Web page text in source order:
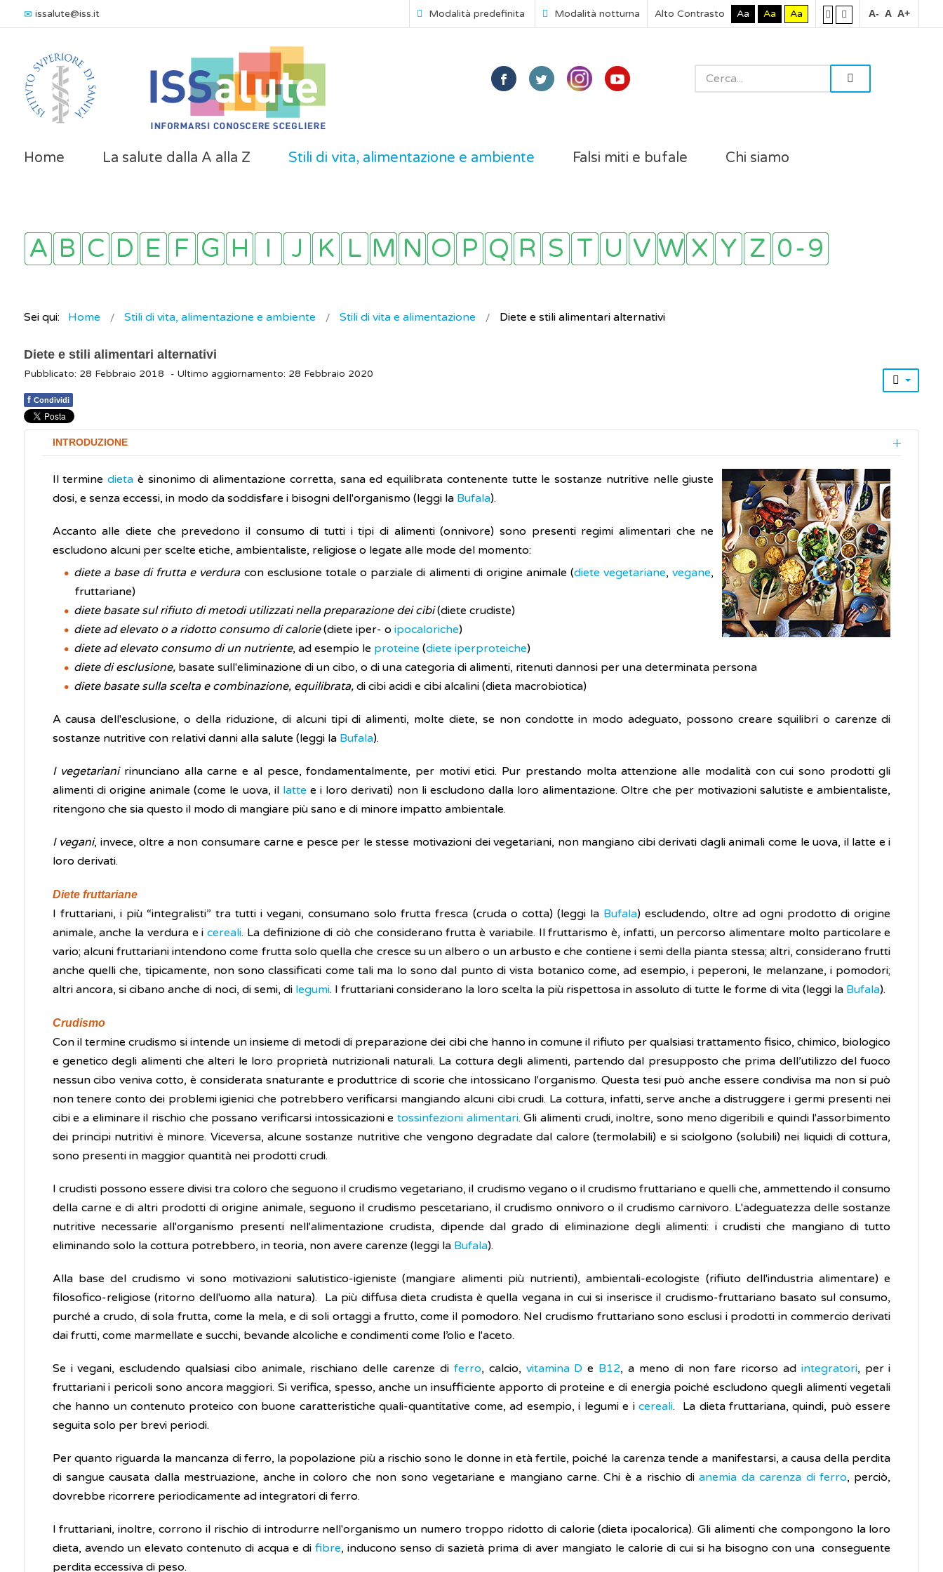
issalute@iss.it Modalità predefinita Modalità notturna Alto Contrasto Aa Aa Aa A- A A+
Home La salute dalla A alla Z Stili di vita, alimentazione e ambiente Falsi miti e bufale Chi siamo
Sei qui: Home Stili di vita, alimentazione e ambiente Stili di vita e alimentazione Diete e stili alimentari alternativi
Diete e stili alimentari alternativi
Pubblicato: 28 Febbraio 2018 - Ultimo aggiornamento: 28 Febbraio 2020
f Condividi
INTRODUZIONE
Il terminedieta è sinonimo di alimentazione corretta, sana ed equilibrata contenente tutte le sostanze nutritive nelle giuste
dosi, e senza eccessi, in modo da soddisfare i bisogni dell'organismo (leggi laBufala).
Accanto alle diete che prevedono il consumo di tutti i tipi di alimenti (onnivore) sono presenti regimi alimentari che ne
escludono alcuni per scelte etiche, ambientaliste, religiose o legate alle mode del momento:
diete a base di frutta e verduracon esclusione totale o parziale di alimenti di origine animale (diete vegetariane,vegane,
fruttariane)
diete basate sul rifiuto di metodi utilizzati nella preparazione dei cibi(diete crudiste)
diete ad elevato o a ridotto consumo di calorie(diete iper- o ipocaloriche)
diete ad elevato consumo di un nutriente, ad esempio le proteine (diete iperproteiche)
diete di esclusione,basate sull'eliminazione di un cibo, o di una categoria di alimenti, ritenuti dannosi per una determinata persona
diete basate sulla scelta e combinazione, equilibrata,di cibi acidi e cibi alcalini (dieta macrobiotica)
A causa dell'esclusione, o della riduzione, di alcuni tipi di alimenti, molte diete, se non condotte in modo adeguato, possono creare squilibri o carenze di
sostanze nutritive con relativi danni alla salute (leggi laBufala).
I vegetarianirinunciano alla carne e al pesce, fondamentalmente, per motivi etici. Pur prestando molta attenzione alle modalità con cui sono prodotti gli
alimenti di origine animale (come le uova, il latte e i loro derivati) non li escludono dalla loro alimentazione. Oltre che per motivazioni salutiste e ambientaliste,
ritengono che sia questo il modo di mangiare più sano e di minore impatto ambientale.
I vegani, invece, oltre a non consumare carne e pesce per le stesse motivazioni dei vegetariani, non mangiano cibi derivati dagli animali come le uova, il latte e i
loro derivati.
Diete fruttariane
I fruttariani, i più “integralisti” tra tutti i vegani, consumano solo frutta fresca (cruda o cotta) (leggi laBufala) escludendo, oltre ad ogni prodotto di origine
animale, anche la verdura e icereali. La definizione di ciò che considerano frutta è variabile. Il fruttarismo è, infatti, un percorso alimentare molto particolare e
vario; alcuni fruttariani intendono come frutta solo quella che cresce su un albero o un arbusto e che contiene i semi della pianta stessa; altri, considerano frutti
anche quelli che, tipicamente, non sono classificati come tali ma lo sono dal punto di vista botanico come, ad esempio, i peperoni, le melanzane, i pomodori;
altri ancora, si cibano anche di noci, di semi, di legumi. I fruttariani considerano la loro scelta la più rispettosa in assoluto di tutte le forme di vita (leggi laBufala).
Crudismo
Con il termine crudismo si intende un insieme di metodi di preparazione dei cibi che hanno in comune il rifiuto per qualsiasi trattamento fisico, chimico, biologico
e genetico degli alimenti che alteri le loro proprietà nutrizionali naturali. La cottura degli alimenti, partendo dal presupposto che prima dell’utilizzo del fuoco
nessun cibo veniva cotto, è considerata snaturante e produttrice di scorie che intossicano l'organismo. Questa tesi può anche essere condivisa ma non si può
non tenere conto dei problemi igienici che potrebbero verificarsi mangiando alcuni cibi crudi. La cottura, infatti, serve anche a distruggere i germi presenti nei
cibi e a eliminare il rischio che possano verificarsi intossicazioni e tossinfezioni alimentari. Gli alimenti crudi, inoltre, sono meno digeribili e quindi l'assorbimento
dei principi nutritivi è minore. Viceversa, alcune sostanze nutritive che vengono degradate dal calore (termolabili) e si sciolgono (solubili) nei liquidi di cottura,
sono presenti in maggior quantità nei prodotti crudi.
I crudisti possono essere divisi tra coloro che seguono il crudismo vegetariano, il crudismo vegano o il crudismo fruttariano e quelli che, ammettendo il consumo
della carne e di altri prodotti di origine animale, seguono il crudismo pescetariano, il crudismo onnivoro o il crudismo carnivoro. L'adeguatezza delle sostanze
nutritive necessarie all'organismo presenti nell'alimentazione crudista, dipende dal grado di eliminazione degli alimenti: i crudisti che mangiano di tutto
eliminando solo la cottura potrebbero, in teoria, non avere carenze (leggi laBufala).
Alla base del crudismo vi sono motivazioni salutistico-igieniste (mangiare alimenti più nutrienti), ambientali-ecologiste (rifiuto dell'industria alimentare) e
filosofico-religiose (ritorno dell'uomo alla natura). La più diffusa dieta crudista è quella vegana in cui si inserisce il crudismo-fruttariano basato sul consumo,
purché a crudo, di sola frutta, come la mela, e di soli ortaggi a frutto, come il pomodoro. Nel crudismo fruttariano sono esclusi i prodotti in commercio derivati
dai frutti, come marmellate e succhi, bevande alcoliche e condimenti come l’olio e l'aceto.
Se i vegani, escludendo qualsiasi cibo animale, rischiano delle carenze di ferro, calcio, vitamina D e B12, a meno di non fare ricorso ad integratori, per i
fruttariani i pericoli sono ancora maggiori. Si verifica, spesso, anche un insufficiente apporto di proteine e di energia poiché escludono quegli alimenti vegetali
che hanno un contenuto proteico con buone caratteristiche quali-quantitative come, ad esempio, i legumi e icereali. La dieta fruttariana, quindi, può essere
seguita solo per brevi periodi.
Per quanto riguarda la mancanza di ferro, la popolazione più a rischio sono le donne in età fertile, poiché la carenza tende a manifestarsi, a causa della perdita
di sangue causata dalla mestruazione, anche in coloro che non sono vegetariane e mangiano carne. Chi è a rischio dianemia da carenza di ferro, perciò,
dovrebbe ricorrere periodicamente ad integratori di ferro.
I fruttariani, inoltre, corrono il rischio di introdurre nell'organismo un numero troppo ridotto di calorie (dieta ipocalorica). Gli alimenti che compongono la loro
dieta, avendo un elevato contenuto di acqua e difibre, inducono senso di sazietà prima di aver mangiato le calorie di cui si ha bisogno con una conseguente
perdita eccessiva di peso.